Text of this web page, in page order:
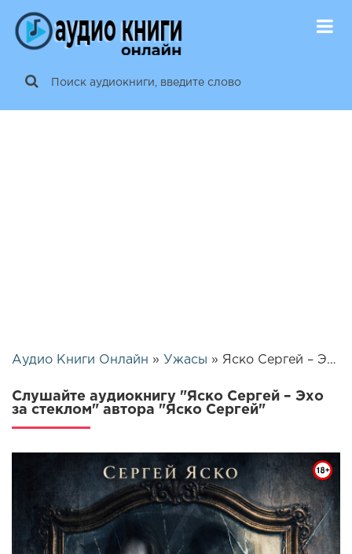
Аудио Книги Онлайн » Ужасы » Яско Сергей – Эхо за стеклом | 25764
Слушайте аудиокнигу "Яско Сергей – Эхо
за стеклом" автора "Яско Сергей"